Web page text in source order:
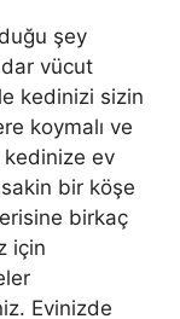
şey
vücut
kedinizi sizin
koymalı ve
kedinize ev
bir köşe
birkaç
için
Evinizde